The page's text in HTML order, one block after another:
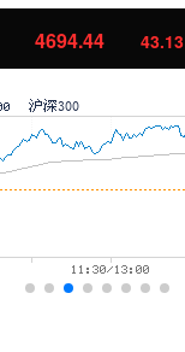
4694.44 43.13